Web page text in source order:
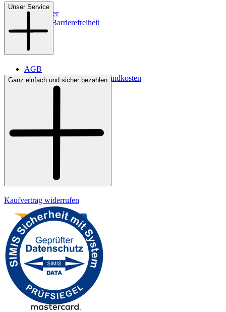
Filialen
Newsletter
Digitale Barrierefreiheit
Unser Service
AGB
Lieferbedingungen & Versandkosten
Bezahlung
Ganz einfach und sicher bezahlen
Kaufvertrag widerrufen